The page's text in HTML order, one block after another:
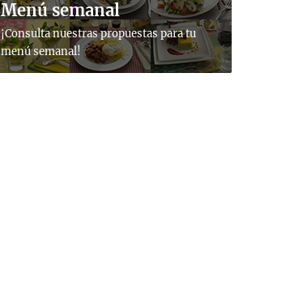
Menú semanal
¡Consulta nuestras propuestas para tu
menú semanal!